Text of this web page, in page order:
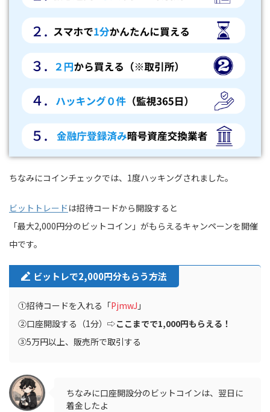
ちなみにコインチェックでは、1度ハッキングされました。
ビットトレード は招待コードから開設すると
「最大2,000円分のビットコイン」がもらえるキャンペーンを開催
中です。
ビットレで2,000円分もらう方法
①招待コードを入れる「PjmwJ 」
②口座開設する（1分）⇨ここまでで1,000円もらえる！
③5万円以上、販売所で取引する
ちなみに口座開設分のビットコインは、翌日に
着金したよ